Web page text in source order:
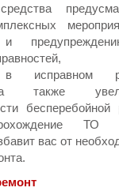
и
в исправном
также
бесперебойной
ТО
вас от